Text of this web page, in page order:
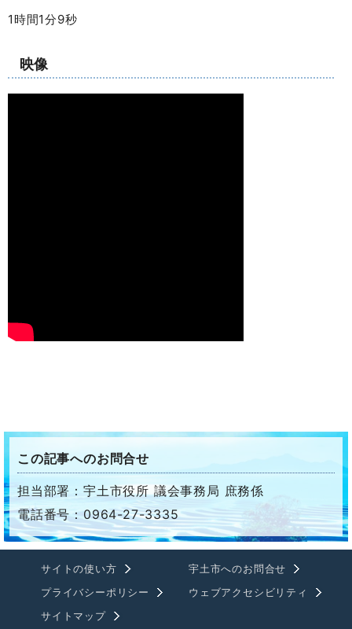
1時間1分9秒
映像
この記事へのお問合せ
担当部署：宇土市役所 議会事務局 庶務係
電話番号：0964-27-3335
サイトの使い方
宇土市へのお問合せ
プライバシーポリシー
ウェブアクセシビリティ
サイトマップ